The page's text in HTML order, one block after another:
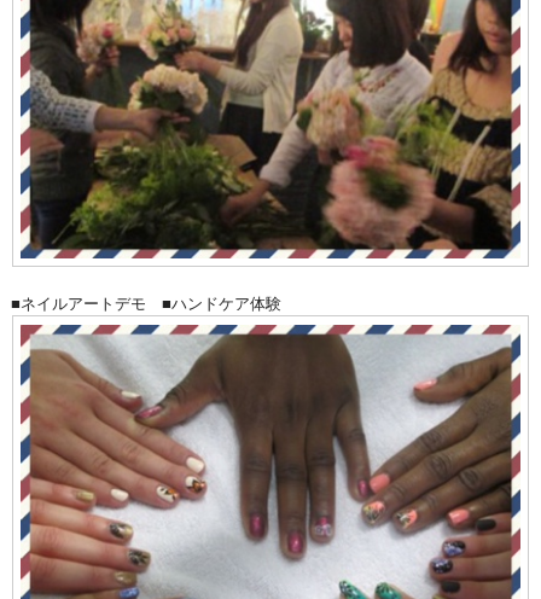
■ネイルアートデモ ■ハンドケア体験